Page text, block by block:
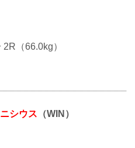
（66.0kg）
シウス （WIN）